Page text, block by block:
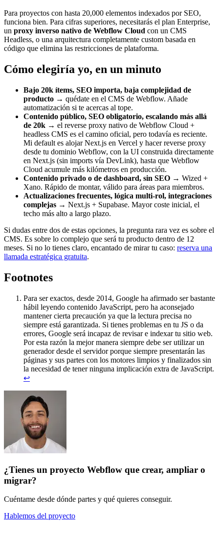
Para proyectos con hasta 20,000 elementos indexados por SEO,
funciona bien. Para cifras superiores, necesitarás el plan Enterprise,
un proxy inverso nativo de Webflow Cloud con un CMS
Headless, o una arquitectura completamente custom basada en
código que elimina las restricciones de plataforma.
Cómo elegiría yo, en un minuto
Bajo 20k ítems, SEO importa, baja complejidad de
producto → quédate en el CMS de Webflow. Añade
automatización si te acercas al tope.
Contenido público, SEO obligatorio, escalando más allá
de 20k → el reverse proxy nativo de Webflow Cloud +
headless CMS es el camino oficial, pero todavía es reciente.
Mi default es alojar Next.js en Vercel y hacer reverse proxy
desde tu dominio Webflow, con la UI construida directamente
en Next.js (sin imports vía DevLink), hasta que Webflow
Cloud acumule más kilómetros en producción.
Contenido privado o de dashboard, sin SEO → Wized +
Xano. Rápido de montar, válido para áreas para miembros.
Actualizaciones frecuentes, lógica multi-rol, integraciones
complejas → Next.js + Supabase. Mayor coste inicial, el
techo más alto a largo plazo.
Si dudas entre dos de estas opciones, la pregunta rara vez es sobre el
CMS. Es sobre lo complejo que será tu producto dentro de 12
meses. Si no lo tienes claro, encantado de mirar tu caso: reserva una
llamada estratégica gratuita.
Footnotes
Para ser exactos, desde 2014, Google ha afirmado ser bastante
hábil leyendo contenido JavaScript, pero ha aconsejado
mantener cierta precaución ya que la lectura precisa no
siempre está garantizada. Si tienes problemas en tu JS o da
errores, Google será incapaz de revisar e indexar tu sitio web.
Por esta razón la mejor manera siempre debe ser utilizar un
generador desde el servidor porque siempre presentarán las
páginas y sus partes con los motores limpios y finalizados sin
la necesidad de tener ninguna implicación extra de JavaScript.
↩
¿Tienes un proyecto Webflow que crear, ampliar o
migrar?
Cuéntame desde dónde partes y qué quieres conseguir.
Hablemos del proyecto